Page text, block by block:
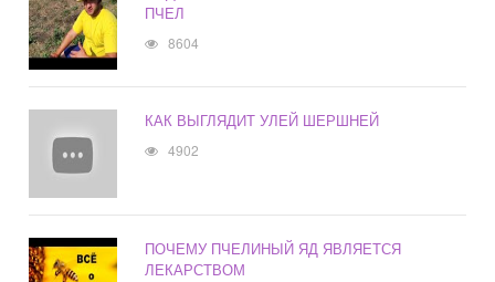
ПЧЕЛ
8604
КАК ВЫГЛЯДИТ УЛЕЙ ШЕРШНЕЙ
4902
ПОЧЕМУ ПЧЕЛИНЫЙ ЯД ЯВЛЯЕТСЯ
ЛЕКАРСТВОМ